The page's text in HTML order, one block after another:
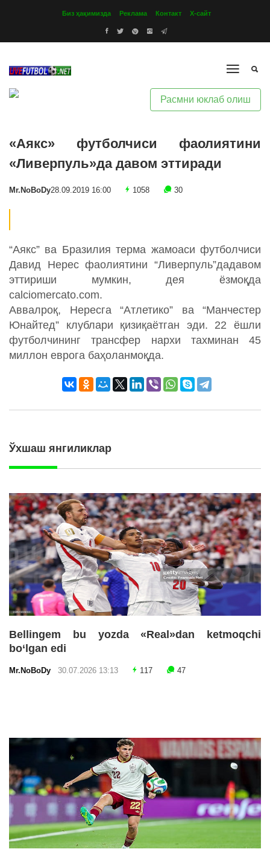
Биз ҳақимизда Реклама Контакт Х-сайт
Расмни юклаб олиш
«Аякс» футболчиси фаолиятини
«Ливерпуль»да давом эттиради
Mr.NoBoDy28.09.2019 16:00 1058 30
“Аякс” ва Бразилия терма жамоаси футболчиси
Давид Нерес фаолиятини “Ливерпуль”дадавом
эттириши мумкин, дея ёзмоқда
сalciomercato.com.
Аввалроқ, Нересга “Атлетико” ва “Манчестер
Юнайтед” клублари қизиқаётган эди. 22 ёшли
футболчининг трансфер нархи тахминан 45
миллон еврога баҳоланмоқда.
Ўхшаш янгиликлар
Bellingem bu yozda «Real»dan ketmoqchi
bo‘lgan edi
Mr.NoBoDy 30.07.2026 13:13 117 47